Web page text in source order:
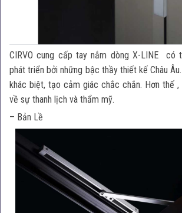
CIRVO cung cấp tay nắm dòng X-LINE có
phát triển bởi những bậc thầy thiết kế Châu
khác biệt, tạo cảm giác chắc chắn. Hơn thế
về sự thanh lịch và thẩm mỹ.
– Bản Lề